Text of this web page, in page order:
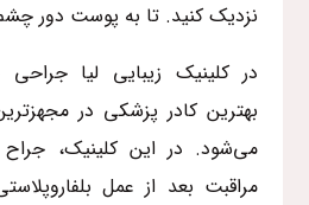
نزدیک کنید. تا به پوست دور
در کلینیک زیبایی لیا جراحی
بهترین کادر پزشکی در
می‌شود. در این کلینیک، جراح
مراقبت بعد از عمل